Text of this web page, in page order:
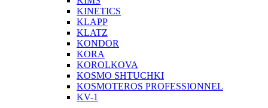
KINETICS
KLAPP
KLATZ
KONDOR
KORA
KOROLKOVA
KOSMO SHTUCHKI
KOSMOTEROS PROFESSIONNEL
KV-1